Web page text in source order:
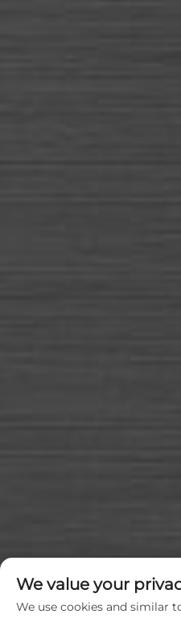
We value your
We use cookies and similar